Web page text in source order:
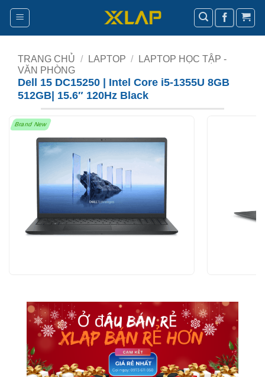
Bỏ
nội
TRANG CHỦ / LAPTOP /
LAPTOP HỌC TẬP -
VĂN PHÒNG
Dell 15 DC15250 | Intel Core i5-1355U 8GB
512GB| 15.6″ 120Hz Black
Brand New